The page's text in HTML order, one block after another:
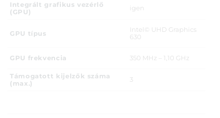
Integrált grafikus vezérlő
(GPU)
igen
GPU típus
Intel© UHD Graphics
630
GPU frekvencia 350 MHz – 1,10 GHz
Támogatott kijelzők száma
(max.)
3